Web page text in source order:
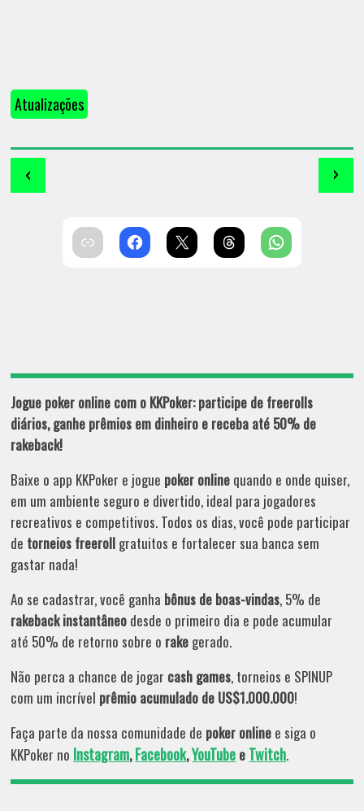
Atualizações
‹ ›
Jogue poker online com o KKPoker: participe de freerolls
diários, ganhe prêmios em dinheiro e receba até 50% de
rakeback!
Baixe o app KKPoker e jogue poker online quando e onde quiser,
em um ambiente seguro e divertido, ideal para jogadores
recreativos e competitivos. Todos os dias, você pode participar
de torneios freeroll gratuitos e fortalecer sua banca sem
gastar nada!
Ao se cadastrar, você ganha bônus de boas-vindas, 5% de
rakeback instantâneo desde o primeiro dia e pode acumular
até 50% de retorno sobre o rake gerado.
Não perca a chance de jogar cash games, torneios e SPINUP
com um incrível prêmio acumulado de US$1.000.000!
Faça parte da nossa comunidade de poker online e siga o
KKPoker no Instagram,Facebook,YouTube e Twitch.